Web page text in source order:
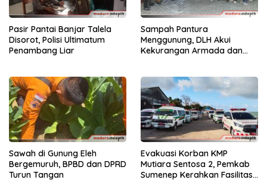
Pasir Pantai Banjar Talela
Disorot, Polisi Ultimatum
Penambang Liar
Sampah Pantura
Menggunung, DLH Akui
Kekurangan Armada dan
Sawah di Gunung Eleh
Bergemuruh, BPBD dan DPRD
Turun Tangan
Evakuasi Korban KMP
Mutiara Sentosa 2, Pemkab
Sumenep Kerahkan Fasilitas